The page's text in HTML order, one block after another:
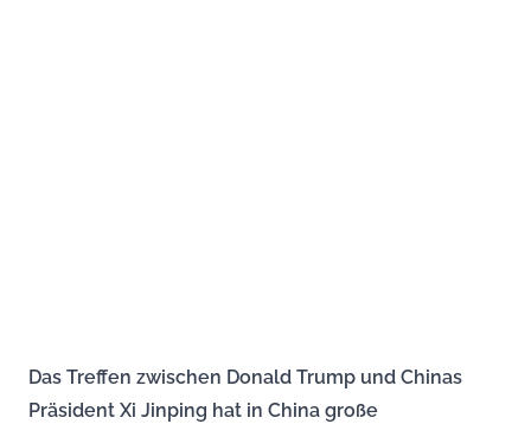
Das Treffen zwischen Donald Trump und Chinas
Präsident Xi Jinping hat in China große